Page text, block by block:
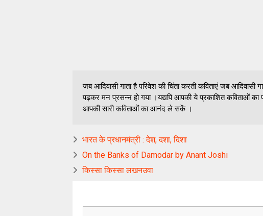
जब आदिवासी गाता है परिवेश की चिंता करती कविताएं जब
पढ़कर मन प्रसन्न हो गया ।यद्यपि आपकी ये प्रकाशित कविताओं
आपकी सारी कविताओं का आनंद ले सकें ।
भारत के प्रधानमंत्री : देश, दशा, दिशा
On the Banks of Damodar by Anant Joshi
किस्सा किस्सा लखनउवा